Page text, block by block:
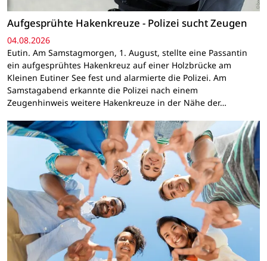
Aufgesprühte Hakenkreuze - Polizei sucht Zeugen
04.08.2026
Eutin. Am Samstagmorgen, 1. August, stellte eine Passantin
ein aufgesprühtes Hakenkreuz auf einer Holzbrücke am
Kleinen Eutiner See fest und alarmierte die Polizei. Am
Samstagabend erkannte die Polizei nach einem
Zeugenhinweis weitere Hakenkreuze in der Nähe der…